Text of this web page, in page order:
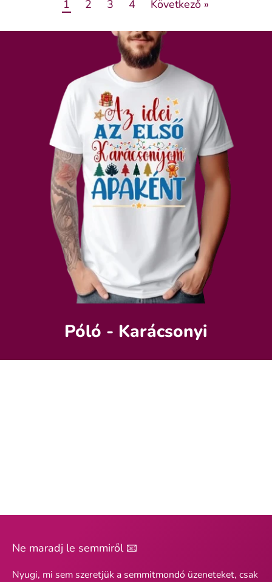
1 2 3 4 Következő »
Póló - Karácsonyi
Ne maradj le semmiről 📧
Nyugi, mi sem szeretjük a semmitmondó üzeneteket, csak